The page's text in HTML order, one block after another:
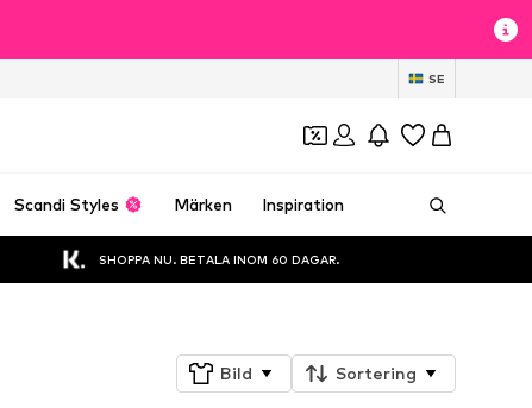
SE
Scandi Styles Märken Inspiration
SHOPPA NU. BETALA INOM 60 DAGAR.
Bild Sortering